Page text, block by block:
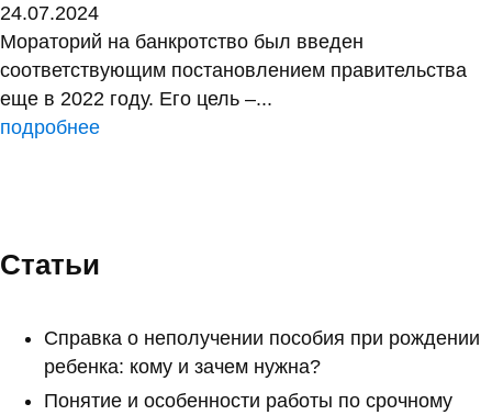
24.07.2024
Мораторий на банкротство был введен
соответствующим постановлением правительства
еще в 2022 году. Его цель –...
подробнее
Статьи
Справка о неполучении пособия при рождении
ребенка: кому и зачем нужна?
Понятие и особенности работы по срочному